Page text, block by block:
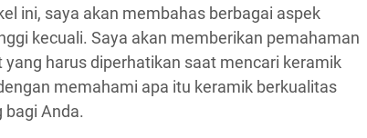
ini, saya akan membahas berbagai aspek
kecuali. Saya akan memberikan pemahaman
harus diperhatikan saat mencari keramik
memahami apa itu keramik berkualitas
bagi Anda.